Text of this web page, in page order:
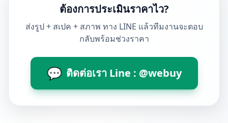
ต้องการประเมินราคาไว?
ส่งรูป + สเปค + สภาพ ทาง LINE แล้วทีมงานจะตอบ
กลับพร้อมช่วงราคา
💬 ติดต่อเรา Line : @webuy